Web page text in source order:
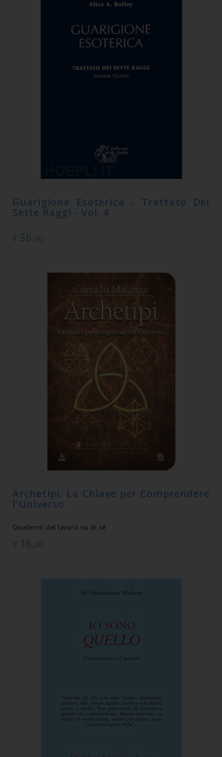
Guarigione Esoterica - Trattato Dei
Sette Raggi - Vol. 4
€ 36,00
Archetipi. La Chiave per Comprendere
l'Universo
Quaderni del lavoro su di sé
€ 16,00